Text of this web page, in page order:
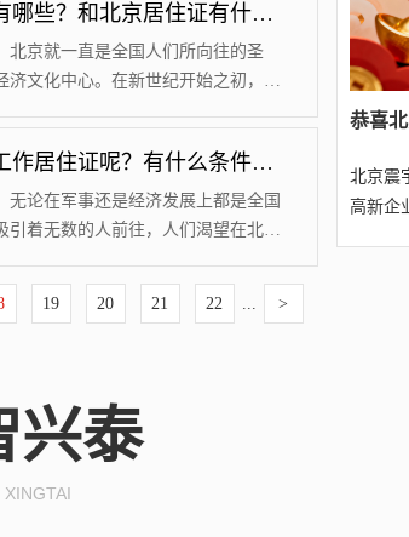
国做好的地方，所以因此吸引了一
说前往北京发展的人们统称为北漂，
北京落户是十...
北京工作居住证的福利有哪些？和北京居住证有什么区别？【汇智兴泰】
北京就一直是全国人们所向往的圣
济文化中心。在新世纪开始之初，坊
来很是让人感到凄凉。所以为了缓
作居住证和北京居住证的办理。这两
知道这两者的区...
北漂为什么要申请北京工作居住证呢？有什么条件呢？【汇智兴泰】
无论在军事还是经济发展上都是全国
引着无数的人前往，人们渴望在北京
面已经达到了它的最大的负荷，即使
19 20 21 22 ... >
北京震
高新企
兴泰